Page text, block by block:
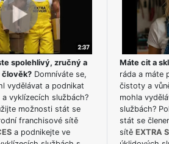
spolehlivý, zručný a
Domníváte se,
vydělávat a podnikat
vyklízecích službách?
možnosti stát se
franchisové sítě
a podnikejte ve
Máte cit a
ráda a máte
čistoty a
mohla
službách?
stát se
sítě EXTRA